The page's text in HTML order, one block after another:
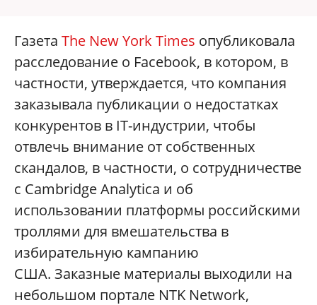
Газета The New York Times опубликовала
расследование о Facebook, в котором, в
частности, утверждается, что компания
заказывала публикации о недостатках
конкурентов в IT-индустрии, чтобы
отвлечь внимание от собственных
скандалов, в частности, о сотрудничестве
с Cambridge Analytica и об
использовании платформы российскими
троллями для вмешательства в
избирательную кампанию
США. Заказные материалы выходили на
небольшом портале NTK Network,